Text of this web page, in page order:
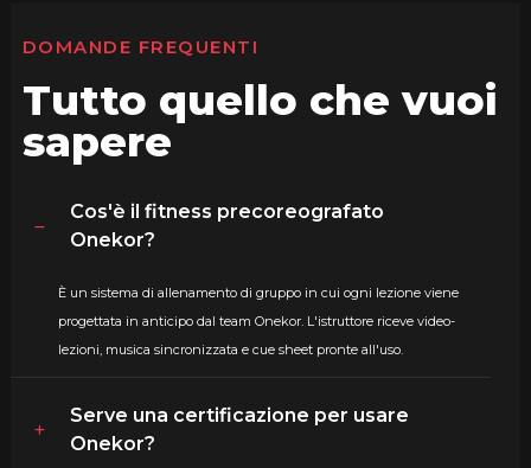
DOMANDE FREQUENTI
Tutto quello che vuoi
sapere
Cos'è il fitness precoreografato
Onekor?
È un sistema di allenamento di gruppo in cui ogni lezione viene
progettata in anticipo dal team Onekor. L'istruttore riceve video-
lezioni, musica sincronizzata e cue sheet pronte all'uso.
Serve una certificazione per usare
Onekor?